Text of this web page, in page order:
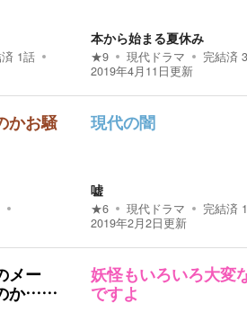
1話
本から始まる夏休み
★9 現代ドラマ 完結済
2019年4月11日更新
かお騒
現代の闇
嘘
★6 現代ドラマ 完結済 1
2019年2月2日更新
メー
か……
妖怪もいろいろ大変
ですよ